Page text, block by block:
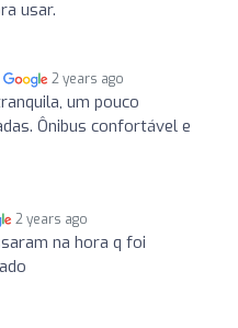
usar.
2 years ago
um pouco
Ônibus confortável e
2 years ago
na hora q foi